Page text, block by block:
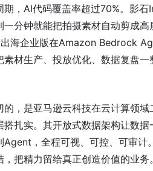
期，AI代码覆盖率超过70%。影
一分钟就能把拍摄素材自动剪成
海企业版在Amazon Bedrock
素材生产、投放优化、数据复盘
的，是亚马逊云科技在云计算领
搭扎实。其开放式数据架构让数
Agent，全程可视、可控、可审
，把精力留给真正创造价值的业